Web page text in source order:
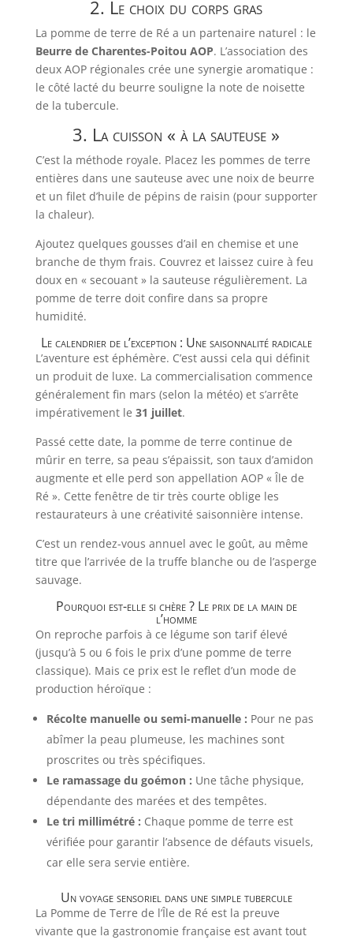
2. Le choix du corps gras
La pomme de terre de Ré a un partenaire naturel : le
Beurre de Charentes-Poitou AOP. L’association des
deux AOP régionales crée une synergie aromatique :
le côté lacté du beurre souligne la note de noisette
de la tubercule.
3. La cuisson « à la sauteuse »
C’est la méthode royale. Placez les pommes de terre
entières dans une sauteuse avec une noix de beurre
et un filet d’huile de pépins de raisin (pour supporter
la chaleur).
Ajoutez quelques gousses d’ail en chemise et une
branche de thym frais. Couvrez et laissez cuire à feu
doux en « secouant » la sauteuse régulièrement. La
pomme de terre doit confire dans sa propre
humidité.
Le calendrier de l’exception : Une saisonnalité radicale
L’aventure est éphémère. C’est aussi cela qui définit
un produit de luxe. La commercialisation commence
généralement fin mars (selon la météo) et s’arrête
impérativement le 31 juillet.
Passé cette date, la pomme de terre continue de
mûrir en terre, sa peau s’épaissit, son taux d’amidon
augmente et elle perd son appellation AOP « Île de
Ré ». Cette fenêtre de tir très courte oblige les
restaurateurs à une créativité saisonnière intense.
C’est un rendez-vous annuel avec le goût, au même
titre que l’arrivée de la truffe blanche ou de l’asperge
sauvage.
Pourquoi est-elle si chère ? Le prix de la main de
l’homme
On reproche parfois à ce légume son tarif élevé
(jusqu’à 5 ou 6 fois le prix d’une pomme de terre
classique). Mais ce prix est le reflet d’un mode de
production héroïque :
Récolte manuelle ou semi-manuelle : Pour ne pas
abîmer la peau plumeuse, les machines sont
proscrites ou très spécifiques.
Le ramassage du goémon : Une tâche physique,
dépendante des marées et des tempêtes.
Le tri millimétré : Chaque pomme de terre est
vérifiée pour garantir l’absence de défauts visuels,
car elle sera servie entière.
Un voyage sensoriel dans une simple tubercule
La Pomme de Terre de l’Île de Ré est la preuve
vivante que la gastronomie française est avant tout